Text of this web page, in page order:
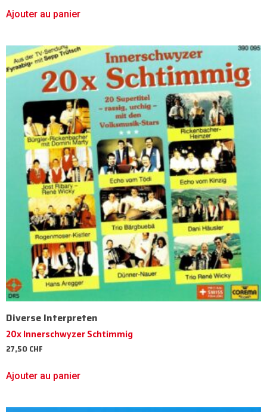
Ajouter au panier
Diverse Interpreten
20x Innerschwyzer Schtimmig
27,50CHF
Ajouter au panier